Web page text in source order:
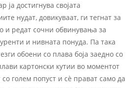
ја достигнува својата
нудат, довикуваат, ги тегнат за
и редат сочни обвинувања за
и нивната понуда. Па така
обоени со плава боја заедно со
картонски кутии во моментот
со голем попуст и сѐ прават само да